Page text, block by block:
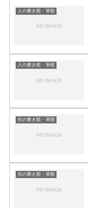
人の書き順・筆順
人の書き順・筆順
先の書き順・筆順
先の書き順・筆順